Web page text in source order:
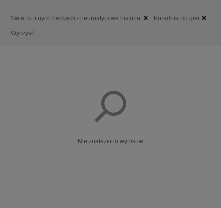
Świat w innych barwach - neuroatypowe historie Poradniki do gier
Wyczyść
Nie znaleziono wyników